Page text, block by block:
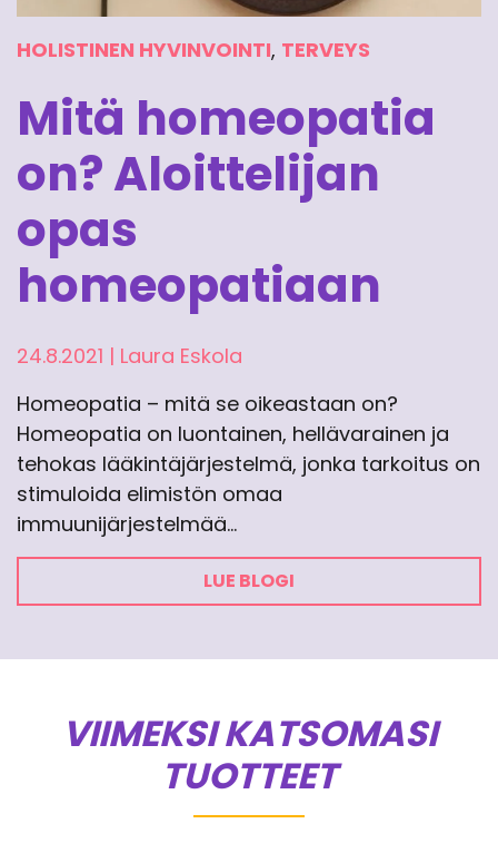
HOLISTINEN HYVINVOINTI, TERVEYS
Mitä homeopatia
on? Aloittelijan
opas
homeopatiaan
24.8.2021 | Laura Eskola
Homeopatia – mitä se oikeastaan on?
Homeopatia on luontainen, hellävarainen ja
tehokas lääkintäjärjestelmä, jonka tarkoitus on
stimuloida elimistön omaa
immuunijärjestelmää…
LUE BLOGI
VIIMEKSI KATSOMASI
TUOTTEET